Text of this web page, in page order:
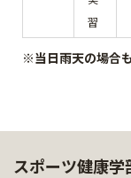
習
※当日雨天の場合
スポーツ健康学